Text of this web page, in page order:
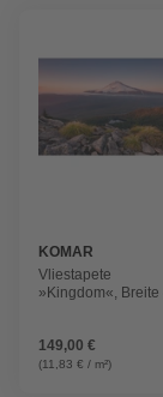
KOMAR
Vliestapete
»Kingdom«, Breite
149,00 €
(11,83 € / m²)